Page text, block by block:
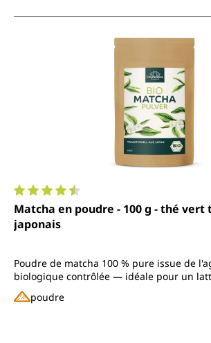
Note moyenne de 4.5 sur 5 étoiles
Matcha en poudre - 100 g - thé
japonais
Poudre de matcha 100 % pure issue de
biologique contrôlée — idéale pour un
crémeux et plus encore
poudre